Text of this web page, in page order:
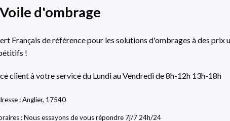
d'ombrage
Français de référence pour les solutions d'ombrages à des prix
!
client à votre service du Lundi au Vendredi de 8h-12h 13h-18h
: Anglier, 17540
: Nous essayons de vous répondre 7j/7 24h/24